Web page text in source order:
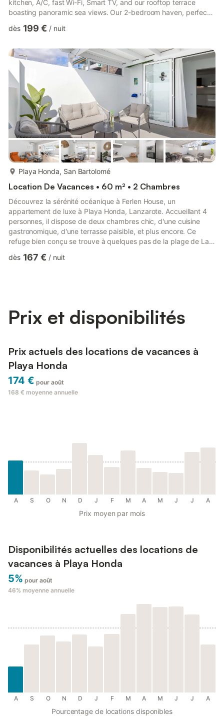
kitchen, A/C, fast Wi-Fi, Smart TV, and our rooftop terrace
boasting panoramic sea views. Our 2-bedroom haven, perfect
restaurants, cafÃ©s & shopping within easy reach. Managed by
your modern penthouse with our smart lock system, allowing for
hassle-free self-check-in at your convenience....
dès 199 € / nuit
Playa Honda, San Bartolomé
Location De Vacances • 60 m² • 2 Chambres
Découvrez la sérénité océanique à Ferlen House, un
appartement de luxe à Playa Honda, Lanzarote. Accueillant 4
personnes, il dispose de deux chambres chic, d'une cuisine
gastronomique, d'une terrasse paisible, et plus encore. Ce
refuge bien conçu se trouve à quelques pas de la plage de La
locale des restaurants à proximité, ou plongez dans les
dès 167 € / nuit
Prix et disponibilités
Prix actuels des locations de vacances à
Playa Honda
174 € pour août
168 € moyenne annuelle
A S O N D J F M A M J J A
Prix moyen par mois
Disponibilités actuelles des locations de
vacances à Playa Honda
5% pour août
46% moyenne annuelle
A S O N D J F M A M J J A
Pourcentage de locations disponibles